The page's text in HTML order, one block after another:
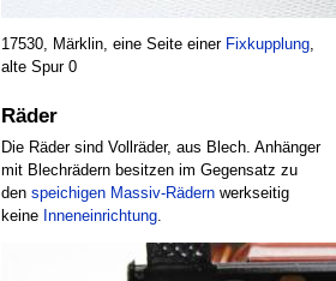
17530, Märklin, eine Seite einer Fixkupplung,
alte Spur 0
Räder
Die Räder sind Vollräder, aus Blech. Anhänger
mit Blechrädern besitzen im Gegensatz zu
den speichigen Massiv-Rädernwerkseitig
keine Inneneinrichtung.